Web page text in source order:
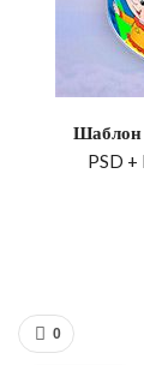
Шаблон
PSD
0